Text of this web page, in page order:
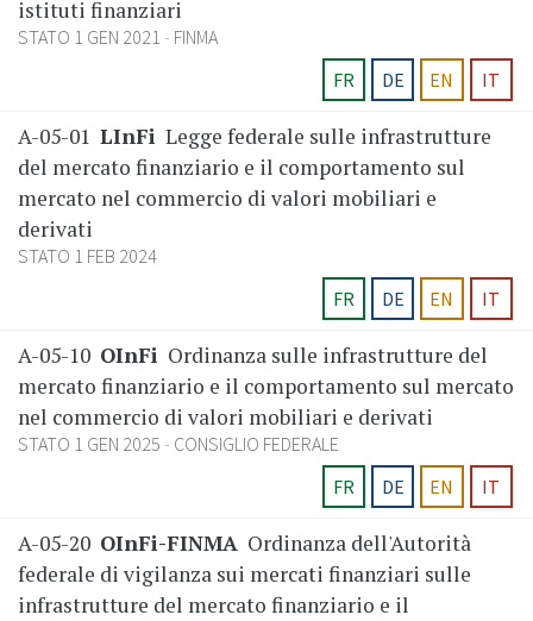
istituti finanziari
STATO 1 GEN 2021
FINMA
FR
DE EN IT
A-05-01 LInFi Legge federale sulle infrastrutture
del mercato finanziario e il comportamento sul
mercato nel commercio di valori mobiliari e
derivati
STATO 1 FEB 2024
FR
DE EN IT
A-05-10 OInFi Ordinanza sulle infrastrutture del
mercato finanziario e il comportamento sul mercato
nel commercio di valori mobiliari e derivati
STATO 1 GEN 2025
CONSIGLIO FEDERALE
FR
DE EN IT
A-05-20 OInFi-FINMA Ordinanza dell'Autorità
federale di vigilanza sui mercati finanziari sulle
infrastrutture del mercato finanziario e il